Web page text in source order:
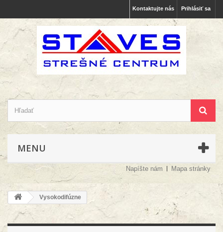
Prihlásiť sa
Kontaktujte nás
MENU
Napíšte nám Mapa stránky
Vysokodifúzne